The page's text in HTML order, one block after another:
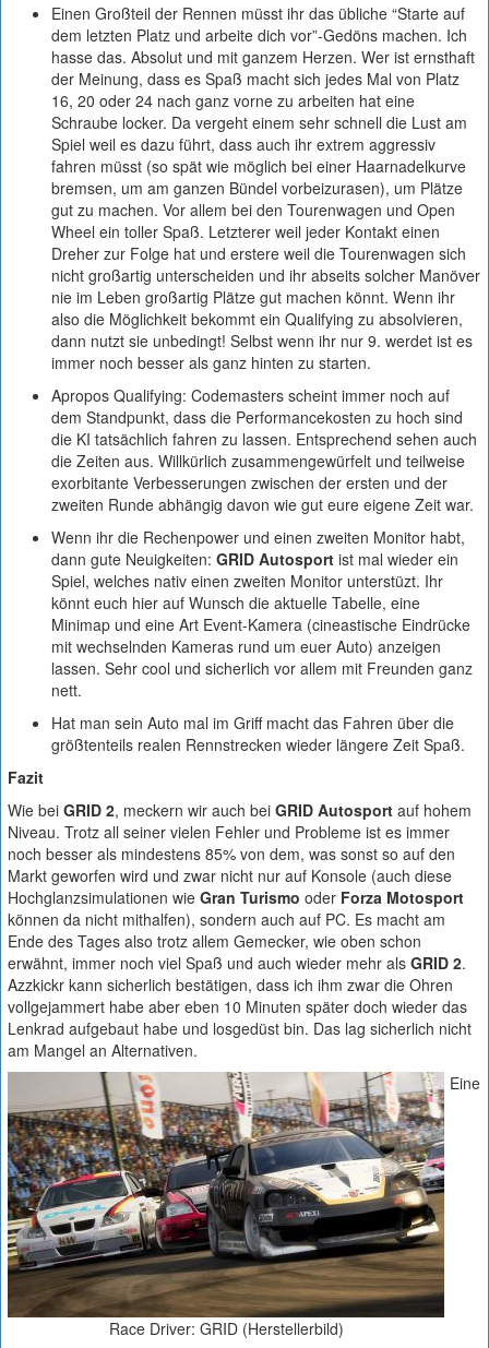
Einen Großteil der Rennen müsst ihr das übliche “Starte auf
dem letzten Platz und arbeite dich vor”-Gedöns machen. Ich
hasse das. Absolut und mit ganzem Herzen. Wer ist ernsthaft
der Meinung, dass es Spaß macht sich jedes Mal von Platz
16, 20 oder 24 nach ganz vorne zu arbeiten hat eine
Schraube locker. Da vergeht einem sehr schnell die Lust am
Spiel weil es dazu führt, dass auch ihr extrem aggressiv
fahren müsst (so spät wie möglich bei einer Haarnadelkurve
bremsen, um am ganzen Bündel vorbeizurasen), um Plätze
gut zu machen. Vor allem bei den Tourenwagen und Open
Wheel ein toller Spaß. Letzterer weil jeder Kontakt einen
Dreher zur Folge hat und erstere weil die Tourenwagen sich
nicht großartig unterscheiden und ihr abseits solcher Manöver
nie im Leben großartig Plätze gut machen könnt. Wenn ihr
also die Möglichkeit bekommt ein Qualifying zu absolvieren,
dann nutzt sie unbedingt! Selbst wenn ihr nur 9. werdet ist es
immer noch besser als ganz hinten zu starten.
Apropos Qualifying: Codemasters scheint immer noch auf
dem Standpunkt, dass die Performancekosten zu hoch sind
die KI tatsächlich fahren zu lassen. Entsprechend sehen auch
die Zeiten aus. Willkürlich zusammengewürfelt und teilweise
exorbitante Verbesserungen zwischen der ersten und der
zweiten Runde abhängig davon wie gut eure eigene Zeit war.
Wenn ihr die Rechenpower und einen zweiten Monitor habt,
dann gute Neuigkeiten: GRID Autosport ist mal wieder ein
Spiel, welches nativ einen zweiten Monitor unterstüzt. Ihr
könnt euch hier auf Wunsch die aktuelle Tabelle, eine
Minimap und eine Art Event-Kamera (cineastische Eindrücke
mit wechselnden Kameras rund um euer Auto) anzeigen
lassen. Sehr cool und sicherlich vor allem mit Freunden ganz
nett.
Hat man sein Auto mal im Griff macht das Fahren über die
größtenteils realen Rennstrecken wieder längere Zeit Spaß.
Fazit
Wie bei GRID 2, meckern wir auch bei GRID Autosport auf hohem
Niveau. Trotz all seiner vielen Fehler und Probleme ist es immer
noch besser als mindestens 85% von dem, was sonst so auf den
Markt geworfen wird und zwar nicht nur auf Konsole (auch diese
Hochglanzsimulationen wie Gran Turismo oder Forza Motosport
können da nicht mithalfen), sondern auch auf PC. Es macht am
Ende des Tages also trotz allem Gemecker, wie oben schon
erwähnt, immer noch viel Spaß und auch wieder mehr als GRID 2.
Azzkickr kann sicherlich bestätigen, dass ich ihm zwar die Ohren
vollgejammert habe aber eben 10 Minuten später doch wieder das
Lenkrad aufgebaut habe und losgedüst bin. Das lag sicherlich nicht
am Mangel an Alternativen.
Race Driver: GRID (Herstellerbild)
Eine